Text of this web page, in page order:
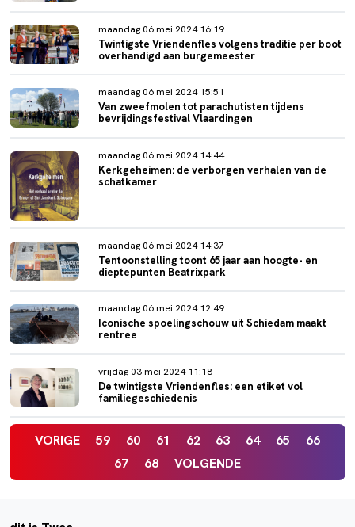
maandag 06 mei 2024 16:19
Twintigste Vriendenfles volgens traditie per boot
overhandigd aan burgemeester
maandag 06 mei 2024 15:51
Van zweefmolen tot parachutisten tijdens
bevrijdingsfestival Vlaardingen
maandag 06 mei 2024 14:44
Kerkgeheimen: de verborgen verhalen van de
schatkamer
maandag 06 mei 2024 14:37
Tentoonstelling toont 65 jaar aan hoogte- en
dieptepunten Beatrixpark
maandag 06 mei 2024 12:49
Iconische spoelingschouw uit Schiedam maakt
rentree
vrijdag 03 mei 2024 11:18
De twintigste Vriendenfles: een etiket vol
familiegeschiedenis
VORIGE 59 60 61 62 63 64 65
66
67
68 VOLGENDE